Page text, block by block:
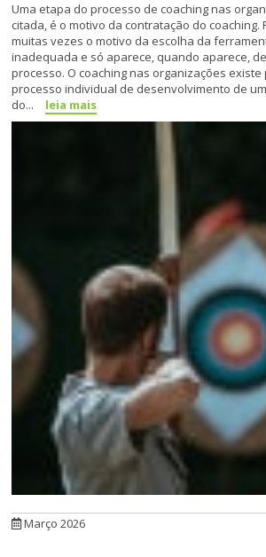
Uma etapa do processo de coaching nas
citada, é o motivo da contratação do coaching.
muitas vezes o motivo da escolha da
inadequada e só aparece, quando aparece,
processo. O coaching nas organizações
processo individual de desenvolvimento de
do...
leia mais
Março 2026